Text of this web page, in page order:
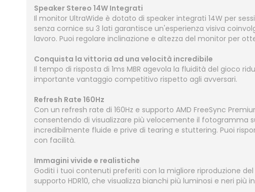
Speaker Stereo 14W Integrati
Il monitor UltraWide è dotato di speaker integrati 14W per
senza cornice su 3 lati garantisce un'esperienza visiva
lavoro. Puoi regolare inclinazione e altezza del monitor per
Conquista la vittoria ad una velocità incredibile
Il tempo di risposta di 1ms MBR agevola la fluidità del gioco
importante vantaggio competitivo rispetto agli avversari.
Refresh Rate 160Hz
Con un refresh rate di 160Hz e supporto AMD FreeSync
consentendo di visualizzare più velocemente il fotogramma
incredibilmente fluide e prive di tearing e stuttering. Puoi
con facilità.
Immagini vivide e realistiche
Goditi i tuoi contenuti preferiti con la migliore riproduzione
supporto HDR10, che visualizza bianchi più luminosi e neri più